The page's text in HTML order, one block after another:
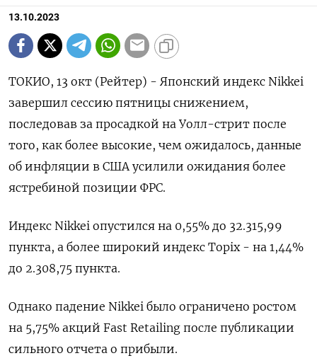
13.10.2023
ТОКИО, 13 окт (Рейтер) - Японский индекс Nikkei
завершил сессию пятницы снижением,
последовав за просадкой на Уолл-стрит после
того, как более высокие, чем ожидалось, данные
об инфляции в США усилили ожидания более
ястребиной позиции ФРС.
Индекс Nikkei опустился на 0,55% до 32.315,99
пункта, а более широкий индекс Topix - на 1,44%
до 2.308,75 пункта.
Однако падение Nikkei было ограничено ростом
на 5,75% акций Fast Retailing после публикации
сильного отчета о прибыли.